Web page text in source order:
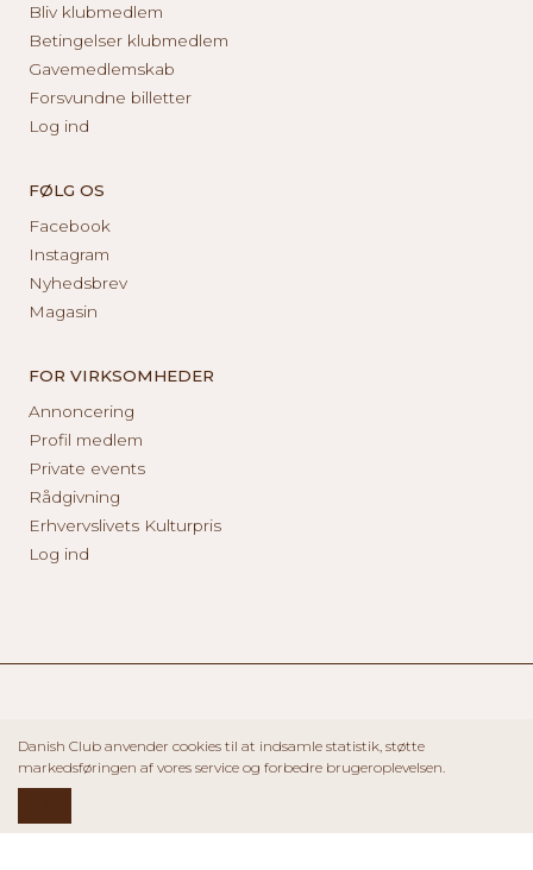
Bliv klubmedlem
Betingelser klubmedlem
Gavemedlemskab
Forsvundne billetter
Log ind
FØLG OS
Facebook
Instagram
Nyhedsbrev
Magasin
FOR VIRKSOMHEDER
Annoncering
Profil medlem
Private events
Rådgivning
Erhvervslivets Kulturpris
Log ind
Danish Club anvender cookies til at indsamle statistik, støtte
markedsføringen af vores service og forbedre brugeroplevelsen.